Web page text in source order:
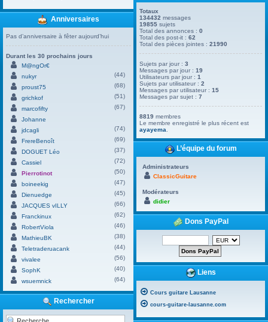
Anniversaires
Pas d’anniversaire à fêter aujourd’hui
Durant les 30 prochains jours
M@ngOr€
nukyr
(44)
proust75
(68)
grichkof
(51)
marcofifty
(67)
Johanne
jdcagli
(74)
FrereBenoît
(69)
DOGUET Léo
(37)
Cassiel
(72)
Pierrotinot
(50)
boineekig
(47)
Dienuedge
(45)
JACQUES vILLY
(66)
Franckinux
(62)
RobertViola
(46)
MathieuBK
(38)
Teletraderuacank
(44)
vivalee
(56)
SophK
(40)
wsuemnick
(64)
Rechercher
Totaux
134432 messages
19855 sujets
Total des annonces :0
Total des post-it :62
Total des pièces jointes :21990
Sujets par jour :3
Messages par jour :19
Utilisateurs par jour :1
Sujets par utilisateur :2
Messages par utilisateur :15
Messages par sujet :7
8819 membres
Le membre enregistré le plus récent est
ayayema
L’équipe du forum
Administrateurs
ClassicGuitare
Modérateurs
didier
Dons PayPal
Liens
Cours guitare Lausanne
cours-guitare-lausanne.com